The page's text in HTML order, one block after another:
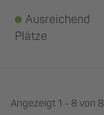
Ausreichend
Plätze
Angezeigt 1 - 8 von 8